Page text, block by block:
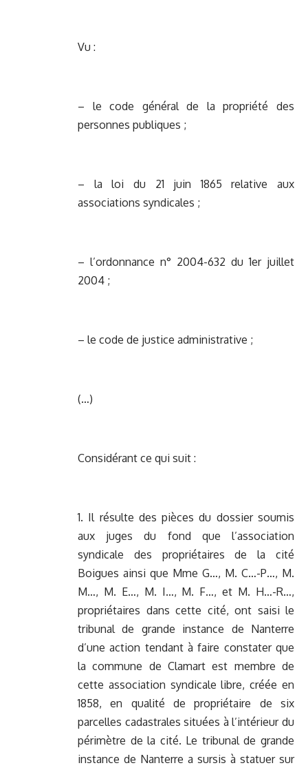
Vu :
– le code général de la propriété des
personnes publiques ;
– la loi du 21 juin 1865 relative aux
associations syndicales ;
– l’ordonnance n° 2004-632 du 1er juillet
2004 ;
– le code de justice administrative ;
(…)
Considérant ce qui suit :
1. Il résulte des pièces du dossier soumis
aux juges du fond que l’association
syndicale des propriétaires de la cité
Boigues ainsi que Mme G…, M. C…-P…, M.
M…, M. E…, M. I…, M. F…, et M. H…-R…,
propriétaires dans cette cité, ont saisi le
tribunal de grande instance de Nanterre
d’une action tendant à faire constater que
la commune de Clamart est membre de
cette association syndicale libre, créée en
1858, en qualité de propriétaire de six
parcelles cadastrales situées à l’intérieur du
périmètre de la cité. Le tribunal de grande
instance de Nanterre a sursis à statuer sur